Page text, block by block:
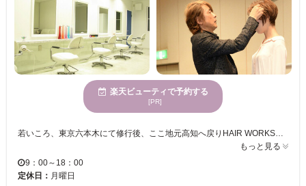
楽天ビューティで予約する
[PR]
若いころ、東京六本木にて修行後、ここ地元高知へ戻りHAIR WORKSを開業。 HAIR WORKSをオープンしてからずっと通ってくださっているお客様も、新しくいらっしゃるお客様も、オーナー森澤 暢旭久の技術をぜひ体感しにいらしてください。 数々のサロン様や、美容業界より講師の依頼が引手数多なオーナーだから実現可能な、その後の手入れのしやすさはもちろんの仕上がり！ 数々のヘアショーやコンテストで活躍し、更には審査員も務めており、多数のプロより支持を得ている森澤だからこそできる日本髪などもおススメです！
もっと見る
9：00～18：00
定休日： 月曜日